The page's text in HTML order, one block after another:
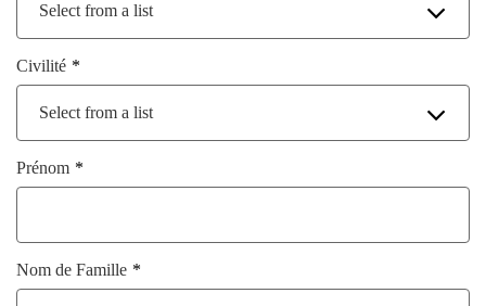
Select from a list
Civilité
Select from a list
Prénom
Nom de Famille